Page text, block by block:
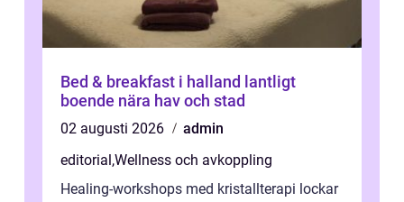
Bed & breakfast i halland lantligt
boende nära hav och stad
02 augusti 2026
admin
editorial,Wellness och avkoppling
Healing-workshops med kristallterapi lockar